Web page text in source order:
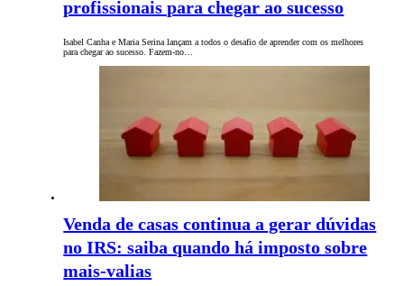
profissionais para chegar ao sucesso
Isabel Canha e Maria Serina lançam a todos o desafio de aprender com os melhores
para chegar ao sucesso. Fazem-no…
Venda de casas continua a gerar dúvidas
no IRS: saiba quando há imposto sobre
mais-valias